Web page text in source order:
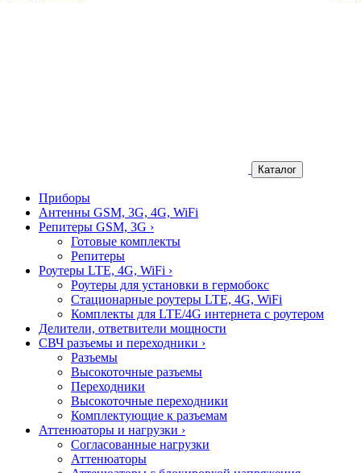
Каталог
Приборы
Антенны GSM, 3G, 4G, WiFi
Репитеры GSM, 3G ›
Готовые комплекты
Репитеры
Роутеры LTE, 4G, WiFi ›
Роутеры для установки в гермобокс
Стационарные роутеры LTE, 4G, WiFi
Комплекты для LTE/4G интернета с роутером
Делители, ответвители мощности
СВЧ разъемы и переходники ›
Разъемы
Высокоточные разъемы
Переходники
Высокоточные переходники
Комплектующие к разъемам
Аттенюаторы и нагрузки ›
Согласованные нагрузки
Аттенюаторы